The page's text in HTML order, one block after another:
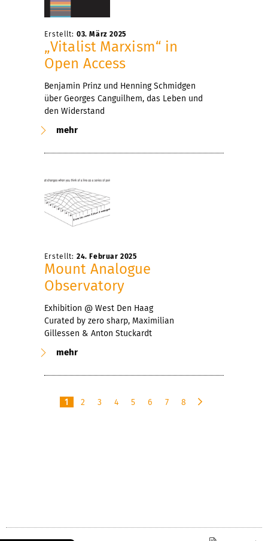
Erstellt: 03. März 2025
„Vitalist Marxism“ in
Open Access
Benjamin Prinz und Henning Schmidgen
über Georges Canguilhem, das Leben und
den Widerstand
mehr
Erstellt: 24. Februar 2025
Mount Analogue
Observatory
Exhibition @ West Den Haag
Curated by zero sharp, Maximilian
Gillessen & Anton Stuckardt
mehr
1 2 3 4 5 6 7
8